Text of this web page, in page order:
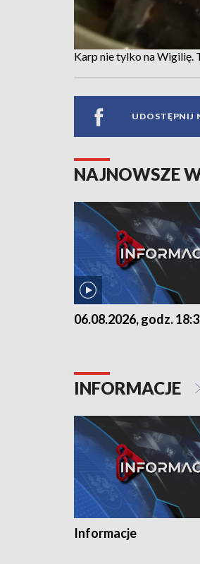
Karp nie tylko na Wigilię.
UDOSTĘPNIJ
NAJNOWSZE
06.08.2026, godz.
INFORMACJE
Informacje